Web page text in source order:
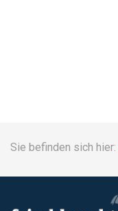
Sie befinden sich hier: